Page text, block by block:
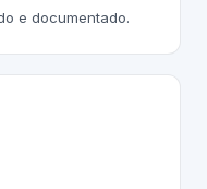
e documentado.